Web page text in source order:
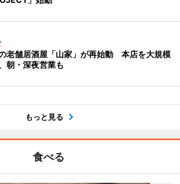
老舗居酒屋「山家」が再始動 本店を大規模
朝・深夜営業も
もっと見る
食べる